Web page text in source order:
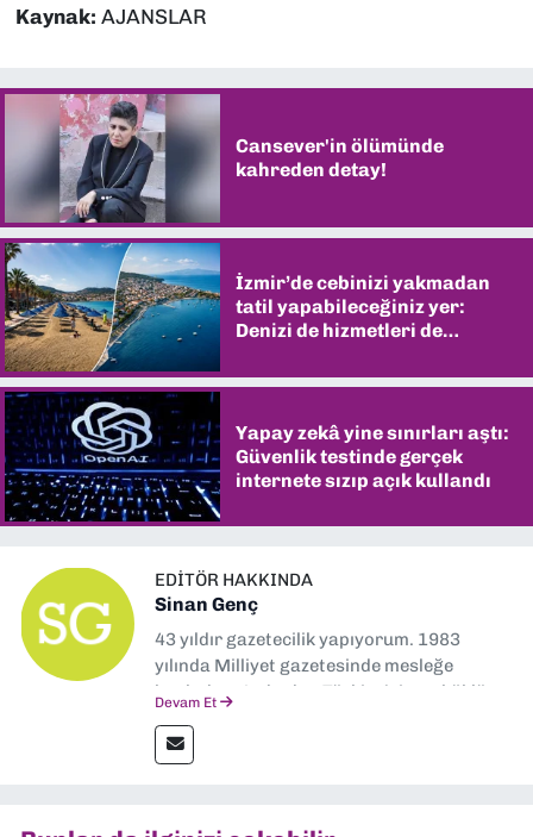
Kaynak: AJANSLAR
Cansever'in ölümünde
kahreden detay!
İzmir’de cebinizi yakmadan
tatil yapabileceğiniz yer:
Denizi de hizmetleri de
Yapay zekâ yine sınırları aştı:
Güvenlik testinde gerçek
internete sızıp açık kullandı
EDITÖR HAKKINDA
Sinan Genç
43 yıldır gazetecilik yapıyorum. 1983
yılında Milliyet gazetesinde mesleğe
başladım. Ardından Türkiye’nin en köklü
muhabir, editör, müdür yardımcısı ve spor
müdürü olarak görev yaptım. Ayrıca Yeni
Devam Et